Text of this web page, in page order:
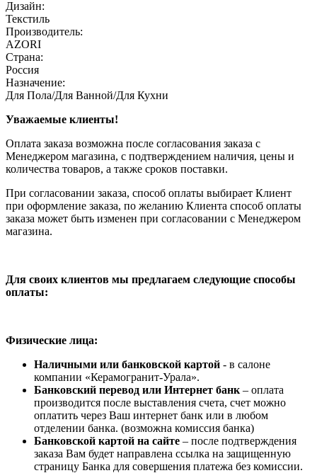
Дизайн:
Текстиль
Производитель:
AZORI
Страна:
Россия
Назначение:
Для Пола/Для Ванной/Для Кухни
Уважаемые клиенты!
Оплата заказа возможна после согласования заказа с
Менеджером магазина, с подтверждением наличия, цены и
количества товаров, а также сроков поставки.
При согласовании заказа, способ оплаты выбирает Клиент
при оформление заказа, по желанию Клиента способ оплаты
заказа может быть изменен при согласовании с Менеджером
магазина.
Для своих клиентов мы предлагаем следующие способы
оплаты:
Физические лица:
Наличными или банковской картой - в салоне
компании «Керамогранит-Урала».
Банковский перевод или Интернет банк – оплата
производится после выставления счета, счет можно
оплатить через Ваш интернет банк или в любом
отделении банка. (возможна комиссия банка)
Банковской картой на сайте – после подтверждения
заказа Вам будет направлена ссылка на защищенную
страницу Банка для совершения платежа без комиссии.